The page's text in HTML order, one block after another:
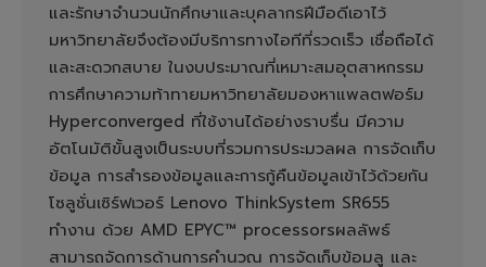
และรักษาจำนวนนักศึกษาและบุคลากรฝีมือดีเอาไว้
มหาวิทยาลัยจึงต้องมีบริการทางไอทีที่รวดเร็ว เชื่อถือได้
และสะดวกสบาย ในงบประมาณที่เหมาะสมอุตสาหกรรม
การศึกษาความท้าทายมหาวิทยาลัยมองหาแพลตฟอร์ม
Hyperconverged ที่ใช้งานได้อย่างราบรื่น มีความ
อัตโนมัติขั้นสูงเป็นระบบที่รวมการประมวลผล การจัดเก็บ
ข้อมูล การสำรองข้อมูลและการกู้คืนข้อมูลเข้าไว้ด้วยกัน
โซลูชั่นเซิร์ฟเวอร์ Lenovo ThinkSystem SR655
ทำงาน ด้วย AMD EPYC™ processorsผลลัพธ์
สามารถจัดการด้านการคำนวณ การจัดเก็บข้อมลู และ